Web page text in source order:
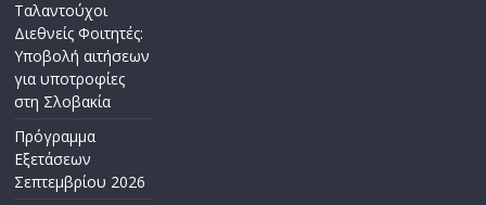
Ταλαντούχοι
Διεθνείς Φοιτητές:
Υποβολή αιτήσεων
για υποτροφίες
στη Σλοβακία
Πρόγραμμα
Εξετάσεων
Σεπτεμβρίου 2026